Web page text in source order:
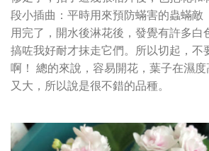
段小插曲：平時用來預防蟎害的蟲蟎敵
用完了，開水後淋花後，發覺有許多白
搞咗我好耐才抹走它們。所以切起，不
啊！ 總的來說，容易開花，葉子在濕度
又大，所以說是很不錯的品種。